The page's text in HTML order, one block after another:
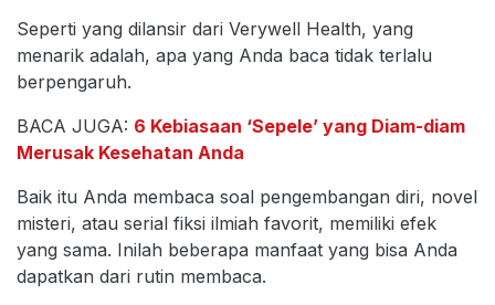
Seperti yang dilansir dari Verywell Health, yang
menarik adalah, apa yang Anda baca tidak terlalu
berpengaruh.
BACA JUGA: 6 Kebiasaan ‘Sepele’ yang Diam-diam
Merusak Kesehatan Anda
Baik itu Anda membaca soal pengembangan diri, novel
misteri, atau serial fiksi ilmiah favorit, memiliki efek
yang sama. Inilah beberapa manfaat yang bisa Anda
dapatkan dari rutin membaca.